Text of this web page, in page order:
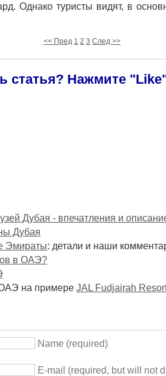
Однако туристы видят, в
<< Пред 1 2 3 След >>
статья? Нажмите
Дубая - впечатления и
Дубая
Эмираты: детали и наши
в ОАЭ?
на примере JAL Fudjairah
Name (required)
E-mail (required, but will not